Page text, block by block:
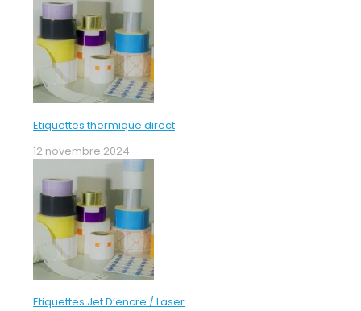
Etiquettes thermique direct
12 novembre 2024
Etiquettes Jet D’encre / Laser